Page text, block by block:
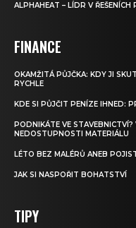
ALPHAHEAT – LÍDR V
FINANCE
OKAMŽITÁ PŮJČKA: KDY JI
RYCHLE
KDE SI PŮJČIT PENÍZE IHNED:
PODNIKÁTE VE STAVEBNICTVÍ?
NEDOSTUPNOSTI MATERIÁLU
LÉTO BEZ MALÉRŮ ANEB
JAK SI NASPOŘIT BOHATSTVÍ
TIPY